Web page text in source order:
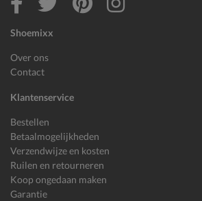
Shoemixx
Over ons
Contact
Klantenservice
Bestellen
Betaalmogelijkheden
Verzendwijze en kosten
Ruilen en retourneren
Koop ongedaan maken
Garantie